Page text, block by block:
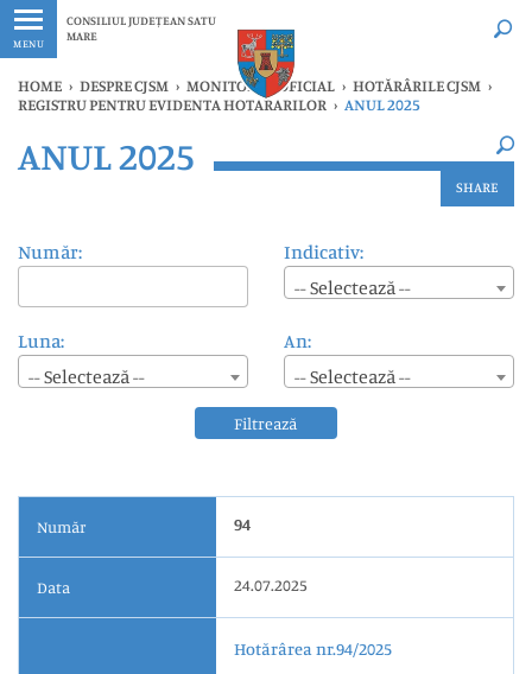
MENU
CONSILIUL JUDEȚEAN SATU
MARE
Ultimele
HOME › DESPRE CJSM › MONITORUL OFICIAL › HOTĂRÂRILE CJSM ›
REGISTRU PENTRU EVIDENTA HOTARARILOR › ANUL 2025
Ultimele ×
ANUL 2025
SHARE
Număr:
Indicativ:
-- Selectează --
Luna:
-- Selectează --
An:
-- Selectează --
Filtrează
Număr 94
Data 24.07.2025
Hotărârea nr.94/2025